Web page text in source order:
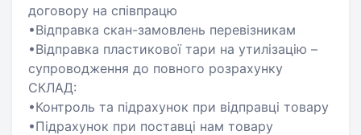
договору на співпрацю
•Відправка скан-замовлень перевізникам
•Відправка пластикової тари на утилізацію –
супроводження до повного розрахунку
СКЛАД:
•Контроль та підрахунок при відправці товару
•Підрахунок при поставці нам товару